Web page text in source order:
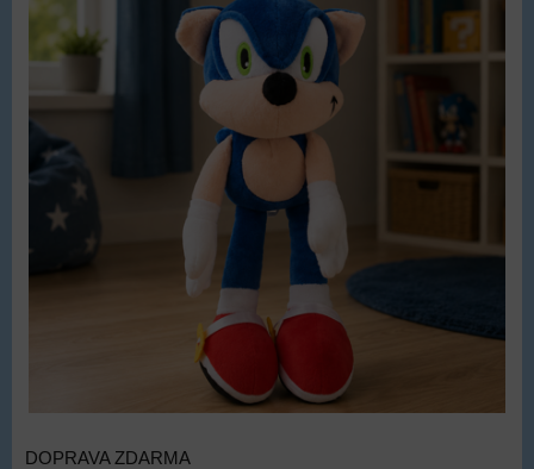
DOPRAVA ZDARMA